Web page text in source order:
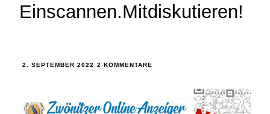
Einscannen.Mitdiskutieren!
2. SEPTEMBER 2022 2 KOMMENTARE